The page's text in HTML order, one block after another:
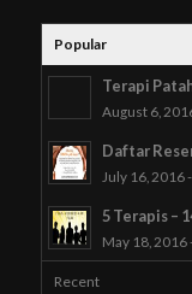
Popular
Terapi
August 6,
Daftar
July 16, 2016
5 Terapis –
May 18, 2016
Recent